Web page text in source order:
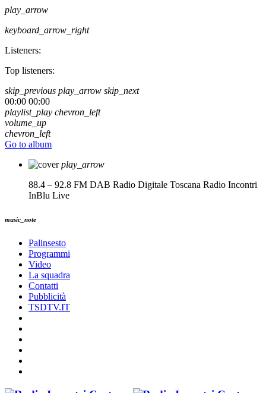
play_arrow
keyboard_arrow_right
Listeners:
Top listeners:
skip_previous play_arrow skip_next
00:00 00:00
playlist_play chevron_left
volume_up
chevron_left
Go to album
play_arrow
88.4 – 92.8 FM DAB Radio Digitale Toscana Radio Incontri
InBlu Live
music_note
Palinsesto
Programmi
Video
La squadra
Contatti
Pubblicità
TSDTV.IT